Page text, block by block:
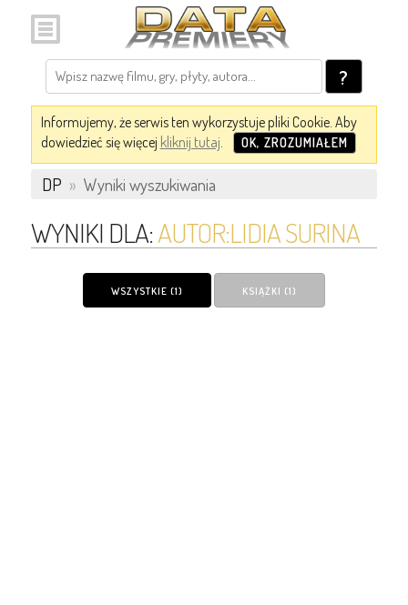
?
Informujemy, że serwis ten wykorzystuje pliki Cookie. Aby
dowiedzieć się więcej kliknij tutaj. OK, ZROZUMIAŁEM
DP » Wyniki wyszukiwania
WYNIKI DLA:AUTOR:LIDIA SURINA
WSZYSTKIE (1) KSIĄŻKI (1)